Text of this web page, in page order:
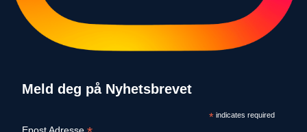
Meld deg på Nyhetsbrevet
*indicates required